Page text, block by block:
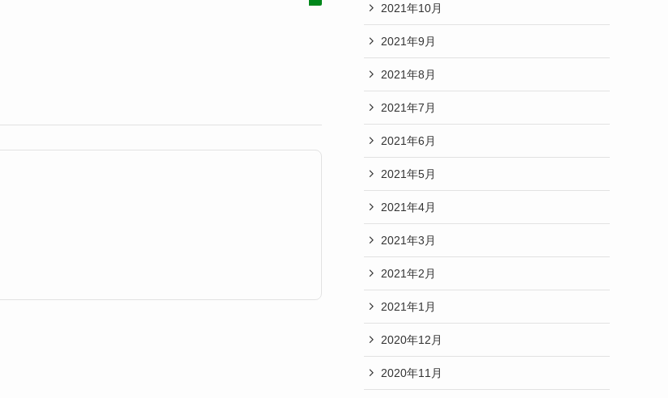
2021年10月
2021年9月
2021年8月
2021年7月
2021年6月
2021年5月
2021年4月
2021年3月
2021年2月
2021年1月
2020年12月
2020年11月